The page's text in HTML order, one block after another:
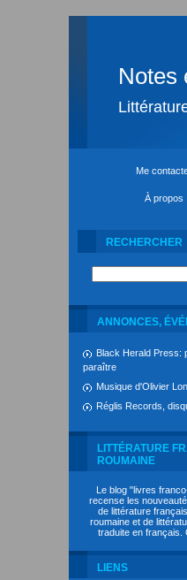
Notes
Me
À propos
RECHERCHER
ANNONCES,
Black Herald Press:
paraître
Musique d'Olivier
Réglis Records,
LITTÉRATURE
ROUMAINE
Le blog "livres
recense les
de littérature
roumaine et de
traduite en français.
LIENS